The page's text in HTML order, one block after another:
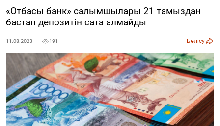
«Отбасы банк» салымшылары 21 тамыздан
бастап депозитін сата алмайды
11.08.2023 191 Бөлісу